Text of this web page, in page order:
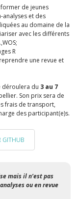
de jeunes
analyses et des
au domaine de la
avec les différents
WOS;
R
une revue et
déroulera du 3 au 7
Son prix sera de
frais de transport,
des participant(e)s.
GITHUB
mais il n’est pas
ou en revue